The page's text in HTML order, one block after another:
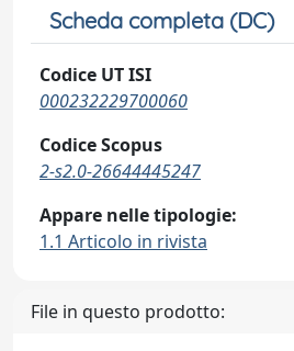
Scheda completa (DC)
Codice UT ISI
000232229700060
Codice Scopus
2-s2.0-26644445247
Appare nelle tipologie:
1.1 Articolo in rivista
File in questo prodotto: